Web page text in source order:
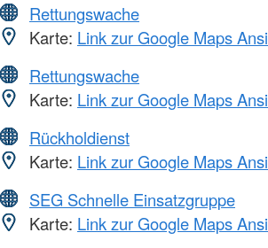
Rettungswache
Karte: Link zur Google Maps
Rettungswache
Karte: Link zur Google Maps
Rückholdienst
Karte: Link zur Google Maps
SEG Schnelle Einsatzgruppe
Karte: Link zur Google Maps